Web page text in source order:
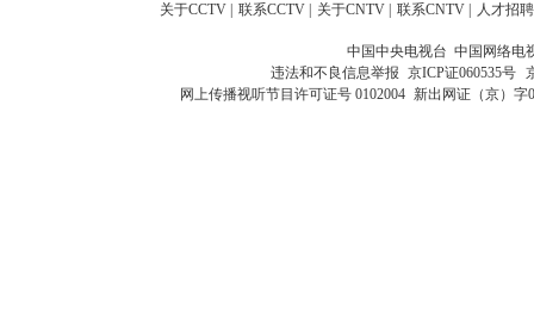
关于CCTV 联系CCTV 关于CNTV 联系CNTV 人才招聘
中国中央电视台 中国网络电
违法和不良信息举报 京ICP证060535号
网上传播视听节目许可证号 0102004 新出网证（京）